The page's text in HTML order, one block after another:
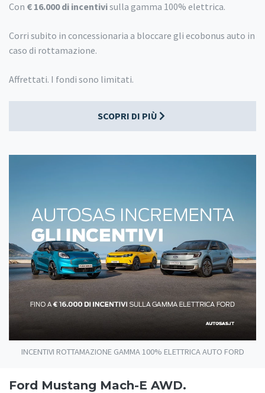
Con € 16.000 di incentivisulla gamma 100% elettrica.
Corri subito in concessionaria a bloccare gli ecobonus auto in
caso di rottamazione.
Affrettati. I fondi sono limitati.
SCOPRI DI PIÙ
INCENTIVI ROTTAMAZIONE GAMMA 100% ELETTRICA AUTO FORD
Ford Mustang Mach-E AWD.